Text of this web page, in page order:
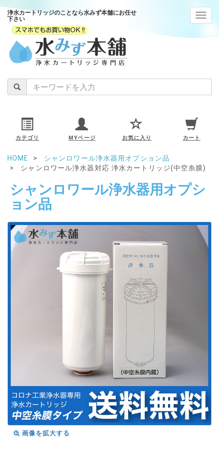
浄水カートリッジのことなら水みず本舗にお任せ
下さい
カテゴリ MYページ お気に入り カート
HOME
シャンロワール浄水器用オプション品
シャンロワール浄水器対応 浄水カートリッジ(中空糸膜)
シャンロワール浄水器用オプシ
ョン品
画像を拡大する